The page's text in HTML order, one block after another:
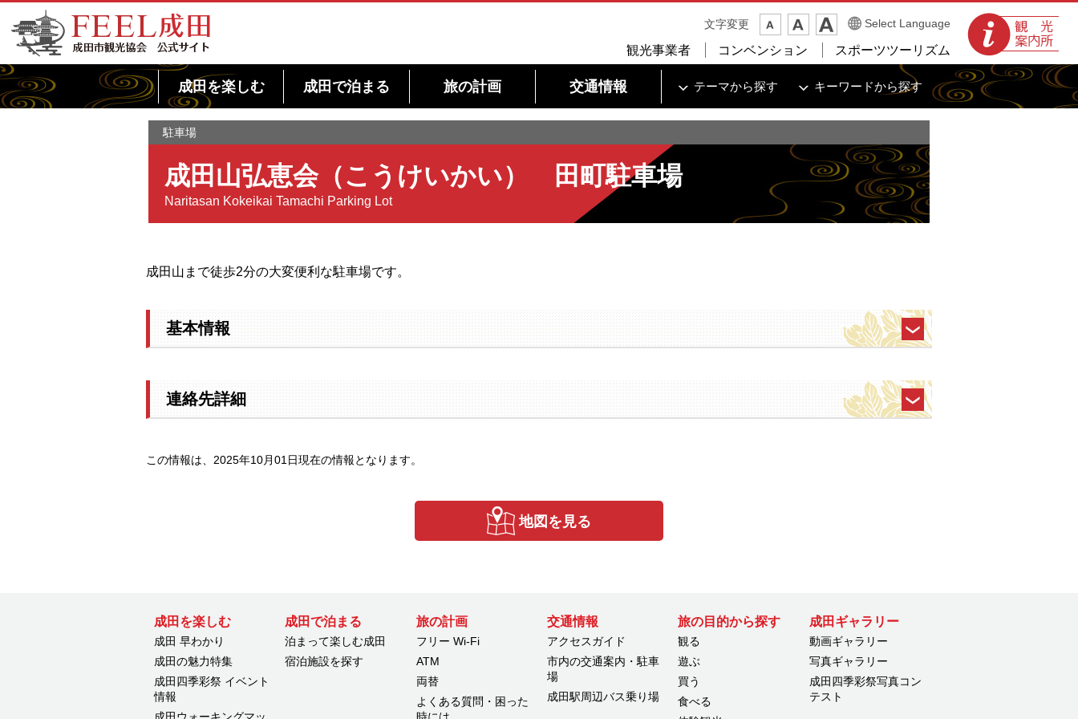
FEEL成田 成田市観光協会 公式サイト
観光案内所
文字変更 Select Language
観光事業者 コンベンション スポーツツーリズム
成田を楽しむ 成田で泊まる 旅の計画 交通情報 テーマから探す キーワードから探す
駐車場
成田山弘恵会（こうけいかい） 田町駐車場
Naritasan Kokeikai Tamachi Parking Lot
成田山まで徒歩2分の大変便利な駐車場です。
基本情報
連絡先詳細
この情報は、2025年10月01日現在の情報となります。
地図を見る
成田を楽しむ
成田 早わかり
成田の魅力特集
成田四季彩祭 イベント
情報
成田で泊まる
泊まって楽しむ成田
宿泊施設を探す
旅の計画
フリー Wi-Fi
ATM
両替
よくある質問・困った
交通情報
アクセスガイド
市内の交通案内・駐車
場
成田駅周辺バス乗り場
旅の目的から探す
観る
遊ぶ
買う
食べる
成田ギャラリー
動画ギャラリー
写真ギャラリー
成田四季彩祭写真コン
テスト